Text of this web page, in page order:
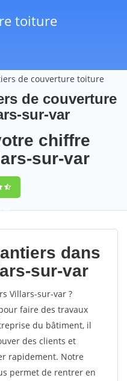
toiture
de couverture toiture
de couverture
sur-var
chiffre
sur-var
68
dans
sur-var
Villars-sur-var ?
faire des travaux
du bâtiment, il
des clients et
rapidement. Notre
permet de rentrer en